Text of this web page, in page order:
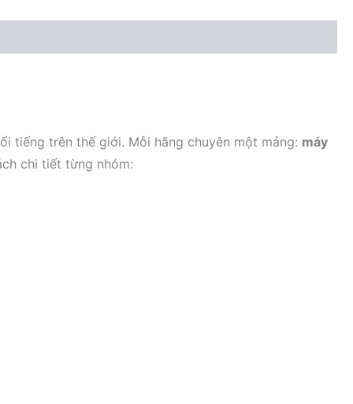
tiếng trên thế giới. Mỗi hãng chuyên một mảng: máy
chi tiết từng nhóm: